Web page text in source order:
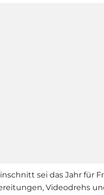
sei das Jahr für
Videodrehs